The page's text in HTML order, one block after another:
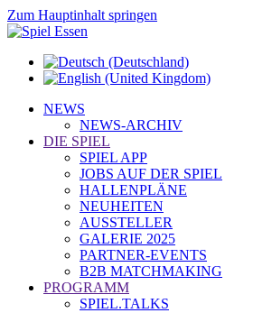
Zum Hauptinhalt springen
NEWS
NEWS-ARCHIV
DIE SPIEL
SPIEL APP
JOBS AUF DER SPIEL
HALLENPLÄNE
NEUHEITEN
AUSSTELLER
GALERIE 2025
PARTNER-EVENTS
B2B MATCHMAKING
PROGRAMM
SPIEL.TALKS